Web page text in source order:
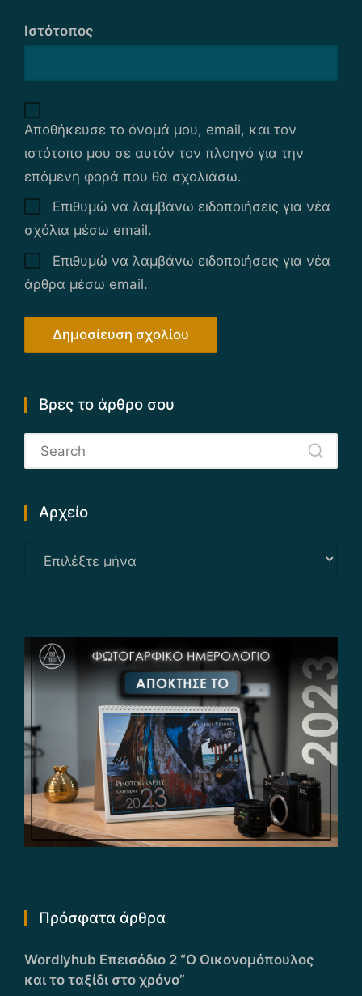
Ιστότοπος
Αποθήκευσε το όνομά μου, email, και τον
ιστότοπο μου σε αυτόν τον πλοηγό για την
επόμενη φορά που θα σχολιάσω.
Επιθυμώ να λαμβάνω ειδοποιήσεις για νέα
σχόλια μέσω email.
Επιθυμώ να λαμβάνω ειδοποιήσεις για νέα
άρθρα μέσω email.
Βρες το άρθρο σου
Αρχείο
Αρχείο
Πρόσφατα άρθρα
Wordlyhub Επεισόδιο 2 “Ο Οικονομόπουλος
και το ταξίδι στο χρόνο”